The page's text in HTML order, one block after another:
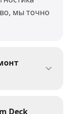
мы точно
работы
Deck